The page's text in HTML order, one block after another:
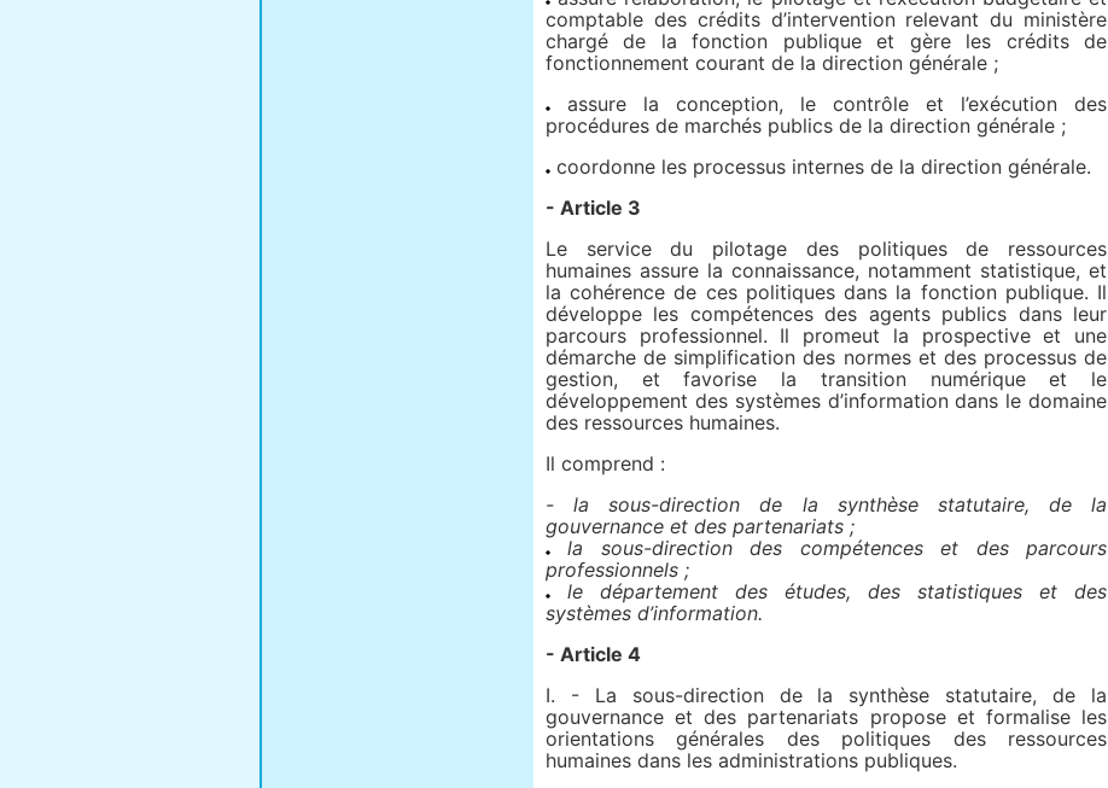
comptable des crédits d’intervention relevant du ministère
chargé de la fonction publique et gère les crédits de
fonctionnement courant de la direction générale ;
assure la conception, le contrôle et l’exécution des
procédures de marchés publics de la direction générale ;
coordonne les processus internes de la direction générale.
- Article 3
Le service du pilotage des politiques de ressources
humaines assure la connaissance, notamment statistique, et
la cohérence de ces politiques dans la fonction publique. Il
développe les compétences des agents publics dans leur
parcours professionnel. Il promeut la prospective et une
démarche de simplification des normes et des processus de
gestion, et favorise la transition numérique et le
développement des systèmes d’information dans le domaine
des ressources humaines.
Il comprend :
- la sous-direction de la synthèse statutaire, de la
gouvernance et des partenariats ;
la sous-direction des compétences et des parcours
professionnels ;
le département des études, des statistiques et des
systèmes d’information.
- Article 4
I. - La sous-direction de la synthèse statutaire, de la
gouvernance et des partenariats propose et formalise les
orientations générales des politiques des ressources
humaines dans les administrations publiques.